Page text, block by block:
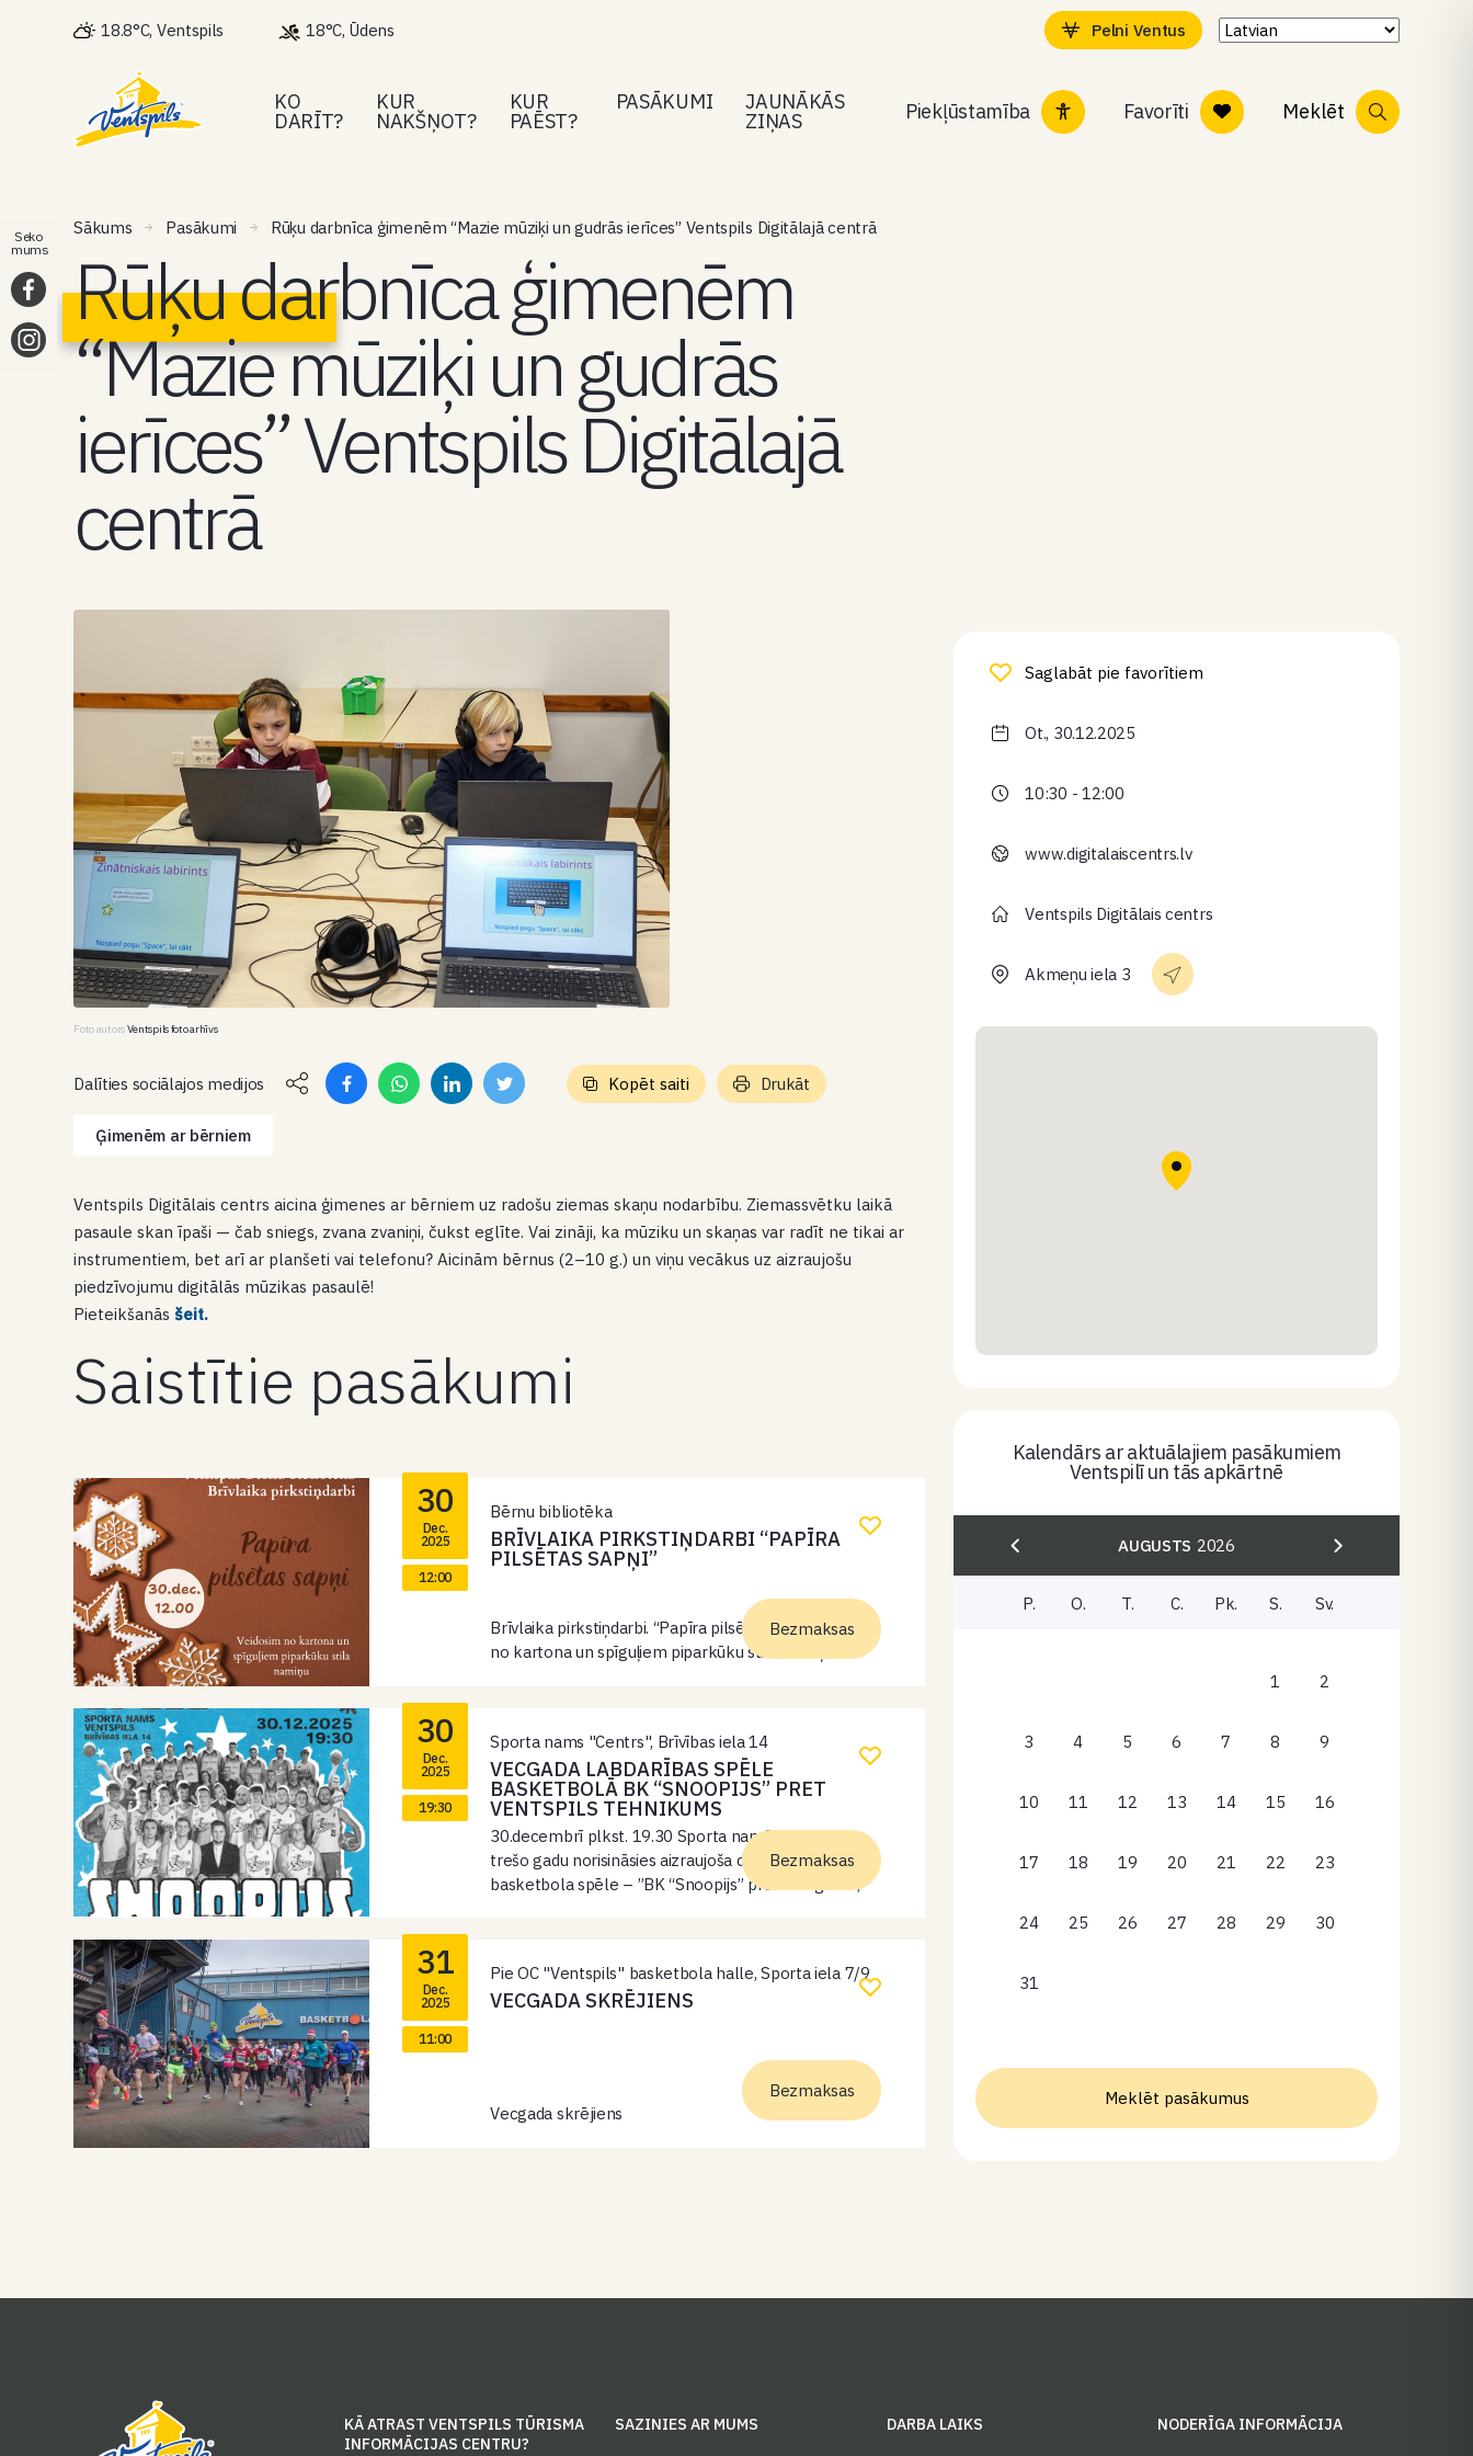
18.8°C, Ventspils 18°C, Ūdens Pelni Ventus
KO
DARĪT?
KUR
NAKŠŅOT?
KUR
PAĒST?
PASĀKUMI JAUNĀKĀS
ZIŅAS Piekļūstamība Favorīti Meklēt
Sākums Pasākumi Rūķu darbnīca ģimenēm “Mazie mūziķi un gudrās ierīces” Ventspils Digitālajā centrā
Rūķu darbnīca ģimenēm
“Mazie mūziķi un gudrās
ierīces” Ventspils Digitālajā
centrā
Foto autorsVentspils foto arhīvs
Dalīties sociālajos medijos Kopēt saiti Drukāt
Ģimenēm ar bērniem
Ventspils Digitālais centrs aicina ģimenes ar bērniem uz radošu ziemas skaņu nodarbību. Ziemassvētku laikā
pasaule skan īpaši — čab sniegs, zvana zvaniņi, čukst eglīte. Vai zināji, ka mūziku un skaņas var radīt ne tikai ar
instrumentiem, bet arī ar planšeti vai telefonu? Aicinām bērnus (2–10 g.) un viņu vecākus uz aizraujošu
piedzīvojumu digitālās mūzikas pasaulē!
Pieteikšanāsšeit.
Saistītie pasākumi
30
Dec.
2025
12:00
Bērnu bibliotēka
BRĪVLAIKA PIRKSTIŅDARBI “PAPĪRA
PILSĒTAS SAPŅI”
Brīvlaika pirkstiņdarbi. “Papīra pilsētas sapņi” veidosim
no kartona un spīguļiem piparkūku stila namiņu.
Bezmaksas
30
Dec.
2025
19:30
Sporta nams "Centrs", Brīvības iela 14
VECGADA LABDARĪBAS SPĒLE
BASKETBOLĀ BK “SNOOPIJS” PRET
VENTSPILS TEHNIKUMS
30.decembrī plkst. 19.30 Sporta namā “Centrs” jau
trešo gadu norisināsies aizraujoša draudzības
basketbola spēle – ”BK “Snoopijs” pret draugiem”,
Bezmaksas
31
Dec.
2025
11:00
Pie OC "Ventspils" basketbola halle, Sporta iela 7/9
VECGADA SKRĒJIENS
Vecgada skrējiens
Bezmaksas
Saglabāt pie favorītiem
Ot., 30.12.2025
10:30 - 12:00
www.digitalaiscentrs.lv
Ventspils Digitālais centrs
Akmeņu iela 3
Kalendārs ar aktuālajiem pasākumiem
Ventspilī un tās apkārtnē
AUGUSTS 2026
P. O. T. C. Pk. S. Sv.
1 2
3 4 5 6 7 8 9
10 11 12 13 14 15 16
17 18 19 20 21 22 23
24 25 26 27 28 29 30
31
Meklēt pasākumus
Seko
mums
KĀ ATRAST VENTSPILS TŪRISMA
INFORMĀCIJAS CENTRU?
SAZINIES AR MUMS DARBA LAIKS NODERĪGA INFORMĀCIJA